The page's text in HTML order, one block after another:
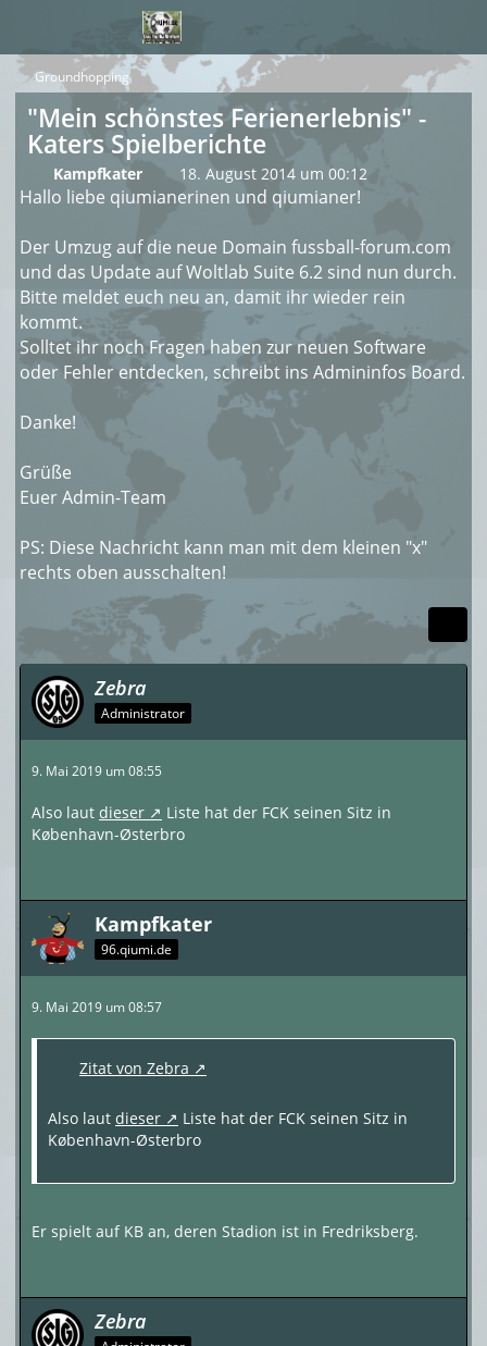
Groundhopping
"Mein schönstes Ferienerlebnis" -
Katers Spielberichte
Kampfkater 18. August 2014 um 00:12
Hallo liebe qiumianerinen und qiumianer!
Der Umzug auf die neue Domain fussball-forum.com
und das Update auf Woltlab Suite 6.2 sind nun durch.
Bitte meldet euch neu an, damit ihr wieder rein
kommt.
Solltet ihr noch Fragen haben zur neuen Software
oder Fehler entdecken, schreibt ins Admininfos Board.
Danke!
Grüße
Euer Admin-Team
PS: Diese Nachricht kann man mit dem kleinen "x"
rechts oben ausschalten!
Zebra
Administrator
9. Mai 2019 um 08:55
Also laut dieser
Liste hat der FCK seinen Sitz in
København-Østerbro
Kampfkater
96.qiumi.de
9. Mai 2019 um 08:57
Zitat von Zebra
Also laut dieser
Liste hat der FCK seinen Sitz in
København-Østerbro
Er spielt auf KB an, deren Stadion ist in Fredriksberg.
Zebra